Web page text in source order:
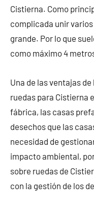
Cistierna. Como
complicada unir
grande. Por lo que
como máximo 4
Una de las ventajas
ruedas para Cistierna
fábrica, las casas
desechos que las
necesidad de
impacto ambiental,
sobre ruedas de
con la gestión de los